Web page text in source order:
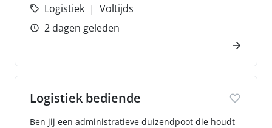
Logistiek
Voltijds
2 dagen geleden
Logistiek bediende
Ben jij een administratieve duizendpoot die houdt